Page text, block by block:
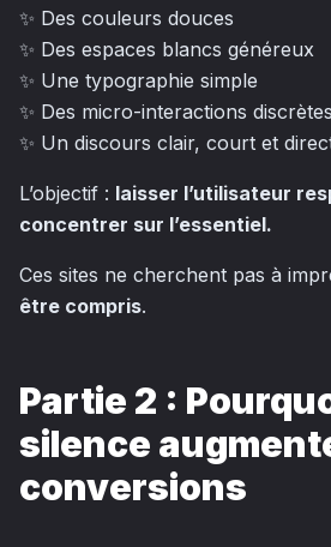
✨ Des couleurs douces
✨ Des espaces blancs généreux
✨ Une typographie simple
✨ Des micro-interactions discrètes
✨ Un discours clair, court et
L’objectif : laisser l’utilisateur
concentrer sur l’essentiel.
Ces sites ne cherchent pas à
être compris.
Partie 2 :
silence
conversions